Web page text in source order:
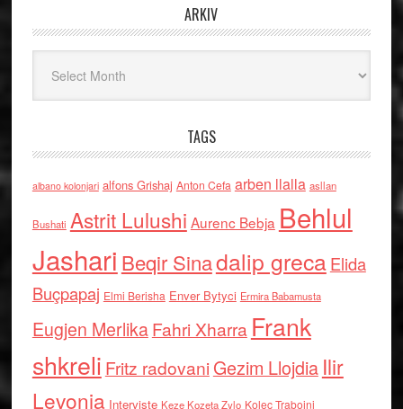
ARKIV
TAGS
albano kolonjari alfons Grishaj Anton Cefa arben llalla asllan
Bushati Astrit Lulushi Aurenc Bebja Behlul
Jashari Beqir Sinadalip grecaElida
Buçpapaj Elmi Berisha Enver Bytyci Ermira Babamusta
Eugjen MerlikaFahri Xharra Frank
shkreli Fritz radovaniGezim Llojdia Ilir
Levonja Interviste Keze Kozeta Zylo Kolec Traboini